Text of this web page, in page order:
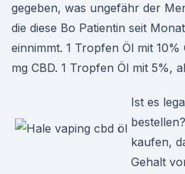
gegeben, was ungefähr der
die diese Bo Patientin seit
einnimmt. 1 Tropfen Öl mit
mg CBD. 1 Tropfen Öl mit 5%,
Ist es
kaufen,
Gehalt